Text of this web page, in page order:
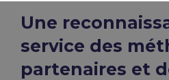
Une
service des
partenaires et